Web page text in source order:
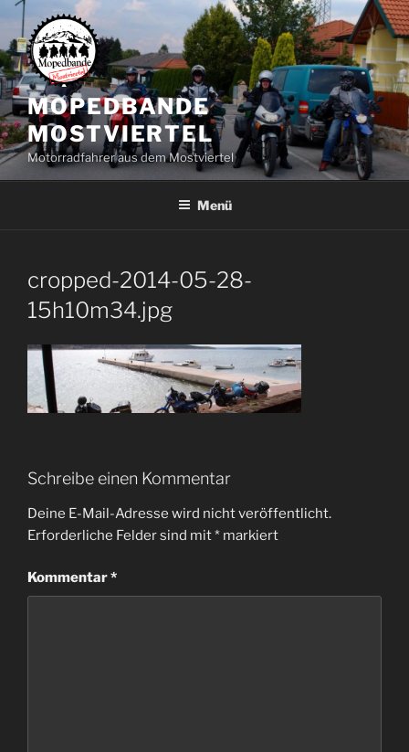
Zum
Inhalt
springen
MOPEDBANDE
MOSTVIERTEL
Motorradfahrer aus dem Mostviertel
Menü
cropped-2014-05-28-
15h10m34.jpg
Schreibe einen Kommentar
Deine E-Mail-Adresse wird nicht veröffentlicht.
Erforderliche Felder sind mit* markiert
Kommentar*